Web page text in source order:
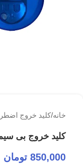
خانه/کلید خروج
کلید خروج بی سیم
850,000 تومان